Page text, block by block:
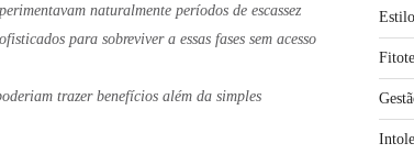
naturalmente períodos de escassez
para sobreviver a essas fases sem acesso
trazer benefícios além da simples